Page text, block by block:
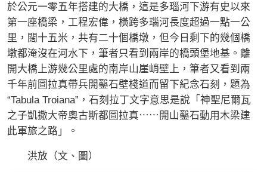
於公元一零五年搭建的大橋，這是多瑙河下游有史以來
第一座橋梁，工程宏偉，橫跨多瑙河長度超過一點一公
里，闊十五米，共有二十個橋墩，但今日剩下的幾個橋
墩都淹沒在河水下，筆者只看到兩岸的橋頭堡地基。離
開大橋上游幾公里處的南岸山崖峭壁上，筆者又看到兩
千年前圖拉真帶兵開鑿石壁棧道而留下紀念石刻，題為
“Tabula Troiana”，石刻拉丁文字意思是說「神聖尼爾瓦
之子凱撒大帝奧古斯都圖拉真⋯⋯開山鑿石動用木梁建
此軍旅之路」。
洪放（文、圖）